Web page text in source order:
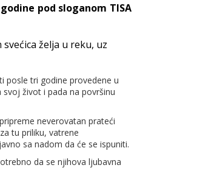
pod sloganom TISA
želja u reku, uz
posle tri godine provedene u
život i pada na površinu
neverovatan prateći
tu priliku, vatrene
sa nadom da će se ispuniti.
da se njihova ljubavna